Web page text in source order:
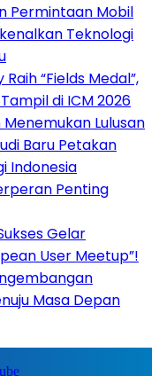
Permintaan Mobil
Teknologi
“Fields Medal”,
di ICM 2026
Lulusan
Baru Petakan
Indonesia
Penting
Gelar
User Meetup”!
Masa Depan